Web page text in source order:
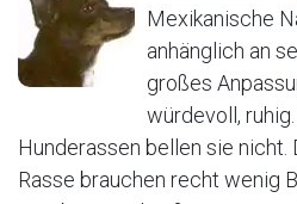
Mexikanische
anhänglich an
großes
würdevoll,
Hunderassen bellen sie
Rasse brauchen recht wenig